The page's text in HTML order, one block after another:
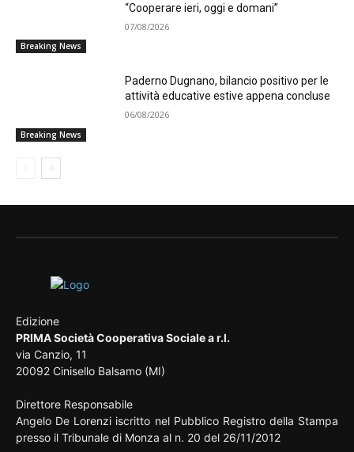
Breaking News
“Cooperare ieri, oggi e domani”
07/08/2026
Breaking News
Paderno Dugnano, bilancio positivo per le
attività educative estive appena concluse
06/08/2026
Edizione
PRIMA Società Cooperativa Sociale a r.l.
via Canzio, 11
20092 Cinisello Balsamo (MI)
Direttore Responsabile
Angelo De Lorenzi iscritto nel Pubblico Registro della Stampa
presso il Tribunale di Monza al n. 20 del 26/11/2012